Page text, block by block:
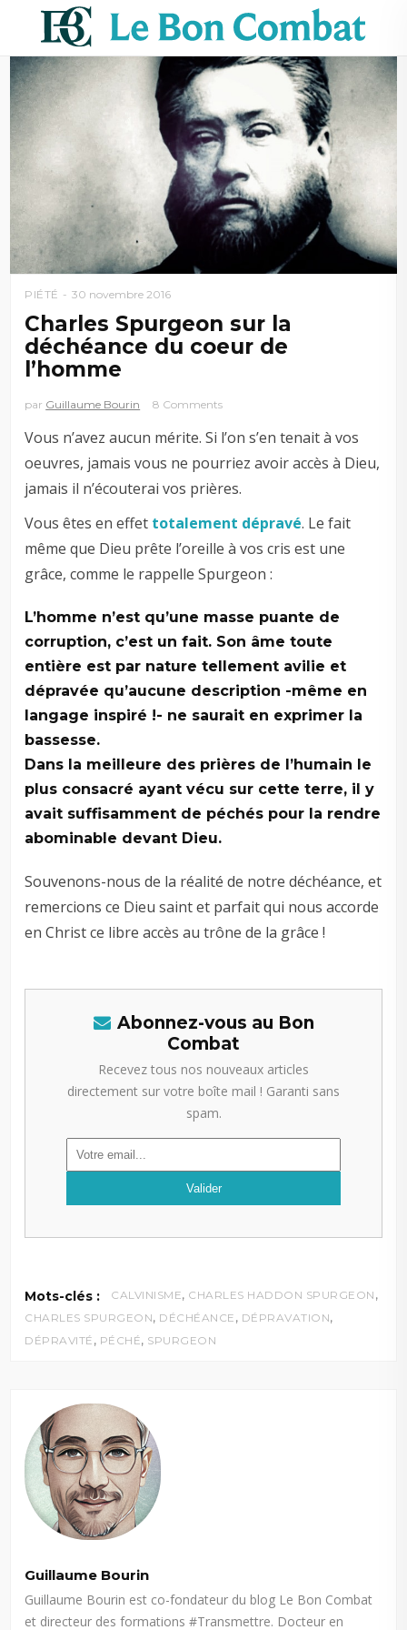
PIÉTÉ 30 novembre 2016
Charles Spurgeon sur la
déchéance du coeur de
l’homme
par Guillaume Bourin 8 Comments
Vous n’avez aucun mérite. Si l’on s’en tenait à vos
oeuvres, jamais vous ne pourriez avoir accès à Dieu,
jamais il n’écouterai vos prières.
Vous êtes en effet totalement dépravé. Le fait
même que Dieu prête l’oreille à vos cris est une
grâce, comme le rappelle Spurgeon :
L’homme n’est qu’une masse puante de
corruption, c’est un fait. Son âme toute
entière est par nature tellement avilie et
dépravée qu’aucune description -même en
langage inspiré !- ne saurait en exprimer la
bassesse.
Dans la meilleure des prières de l’humain le
plus consacré ayant vécu sur cette terre, il y
avait suffisamment de péchés pour la rendre
abominable devant Dieu.
Souvenons-nous de la réalité de notre déchéance, et
remercions ce Dieu saint et parfait qui nous accorde
en Christ ce libre accès au trône de la grâce !
Abonnez-vous au Bon
Combat
Recevez tous nos nouveaux articles
directement sur votre boîte mail ! Garanti sans
spam.
Mots-clés : CALVINISME, CHARLES HADDON SPURGEON ,
CHARLES SPURGEON, DÉCHÉANCE , DÉPRAVATION,
DÉPRAVITÉ , PÉCHÉ, SPURGEON
Guillaume Bourin
Guillaume Bourin est co-fondateur du blog Le Bon Combat
et directeur des formations #Transmettre. Docteur en